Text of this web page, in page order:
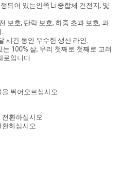
되어 있는안쪽 Li 중합체 건전지, 및
보호, 단락 보호, 하중 초과 보호, 과
시간 동안 우수한 생산 라인.
100% 살, 우리 첫째로 첫째로 고려
로입니다.
뛰어오르십시오
전환하십시오
환하십시오